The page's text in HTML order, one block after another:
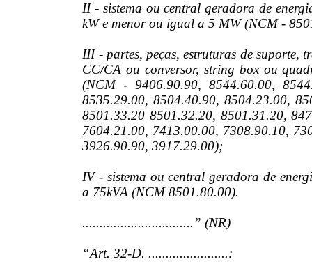
II - sistema ou central geradora de
kW e menor ou igual a 5 MW (NCM -
III - partes, peças, estruturas de suporte,
CC/CA ou conversor, string box ou
(NCM - 9406.90.90, 8544.60.00,
8535.29.00, 8504.40.90, 8504.23.00,
8501.33.20 8501.32.20, 8501.31.20,
7604.21.00, 7413.00.00, 7308.90.10,
3926.90.90, 3917.29.00);
IV - sistema ou central geradora de
a 75kVA (NCM 8501.80.00).
................................” (NR)
“Art. 32-D. .......................: